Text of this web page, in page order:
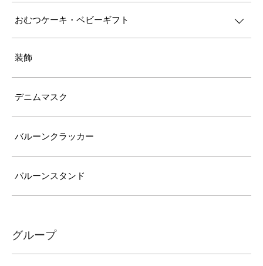
おむつケーキ・ベビーギフト
装飾
デニムマスク
バルーンクラッカー
バルーンスタンド
グループ